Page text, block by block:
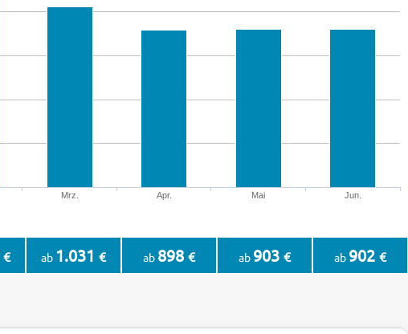
Mrz. Apr. Mai Jun.
€ ab 1.031 € ab 898 € ab 903 € ab 902 €